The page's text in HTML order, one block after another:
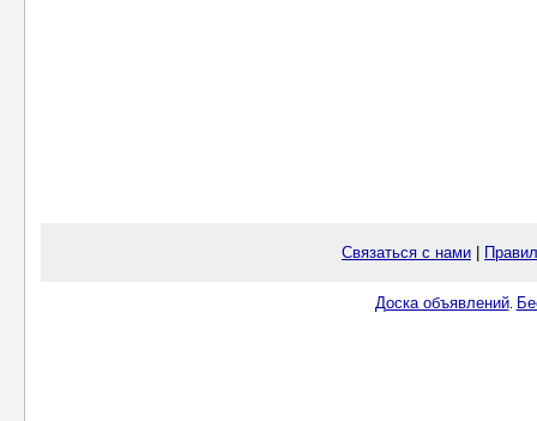
Связаться с нами
Доска объявлений.